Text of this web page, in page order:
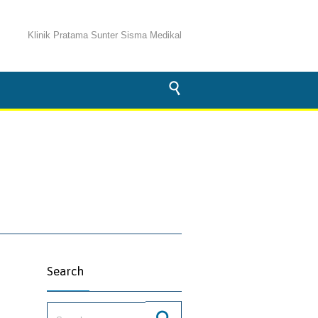
Klinik Pratama Sunter Sisma Medikal

Search